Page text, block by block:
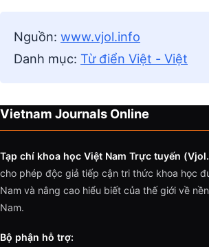
Nguồn: www.vjol.info
Danh mục: Từ điển Việt - Việt
Vietnam Journals Online
Tạp chí khoa học Việt Nam Trực tuyến
cho phép độc giả tiếp cận tri thức khoa học
Nam và nâng cao hiểu biết của thế giới về
Nam.
Bộ phận hỗ trợ: